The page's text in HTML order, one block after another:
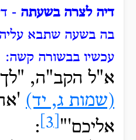
דיה לצרה בשעתה -
בה בשעה שתבא
עכשיו בבשורה קשה:
א"ל הקב"ה,
(שמות ג, יד)
אליכם'"
: